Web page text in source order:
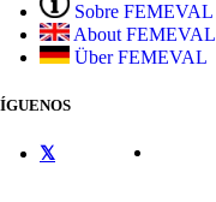
Sobre FEMEVAL
About FEMEVAL
Über FEMEVAL